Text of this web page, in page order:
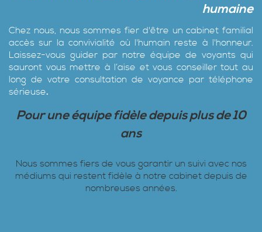
humaine
Chez nous, nous sommes fier d'être un cabinet familial
accès sur la convivialité où l'humain reste à l'honneur.
Laissez-vous guider par notre équipe de voyants qui
sauront vous mettre à l’aise et vous conseiller tout au
long de votre consultation de voyance par téléphone
sérieuse.
Pour une équipe fidèle depuis plus de 10
ans
Nous sommes fiers de vous garantir un suivi avec nos
médiums qui restent fidèle à notre cabinet depuis de
nombreuses années.